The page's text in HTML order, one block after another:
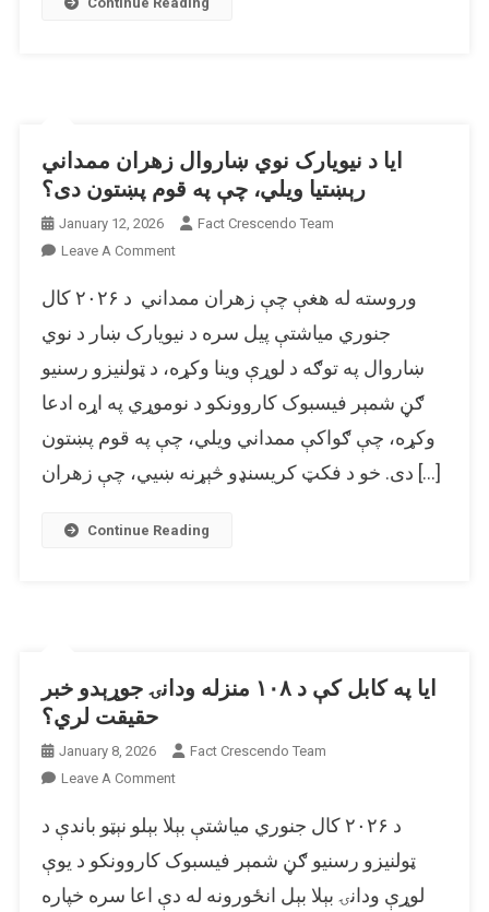
ایا د نیویارک نوي ښاروال زهران ممداني
رېښتیا ویلي، چې په قوم پښتون دی؟
January 12, 2026
Fact Crescendo Team
Leave A CommentOn
د
ښاروال
زهران
رېښتیا
ویلي،
په
وروسته له هغې چې زهران ممداني د ۲۰۲۶ کال
جنوري میاشتې پیل سره د نیویارک ښار د نوي
ښاروال په توګه د لوړې وینا وکړه، د ټولنیزو رسنیو
ګڼ شمېر فیسبوک کاروونکو د نوموړي په اړه ادعا
وکړه، چې ګواکې ممداني ویلي، چې په قوم پښتون
دی. خو د فکټ کریسنډو څېړنه ښیي، چې زهران […]
Continue Reading
ایا په کابل کې د ۱۰۸ منزله ودانۍ جوړېدو خبر
حقیقت لري؟
January 8, 2026
Fact Crescendo Team
Leave A CommentOn
په
کابل
کې
د
د ۲۰۲۶ کال جنوري میاشتې بېلا بېلو نېټو باندې د
ټولنیزو رسنیو ګڼ شمېر فیسبوک کاروونکو د یوې
لوړې ودانۍ بېلا بېل انځورونه له دې اعا سره خپاره